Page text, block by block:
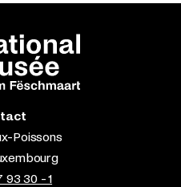
Poissons
93 30 - 1